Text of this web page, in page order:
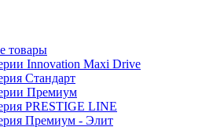
товары
Innovation Maxi Drive
Стандарт
Премиум
PRESTIGE LINE
Премиум - Элит